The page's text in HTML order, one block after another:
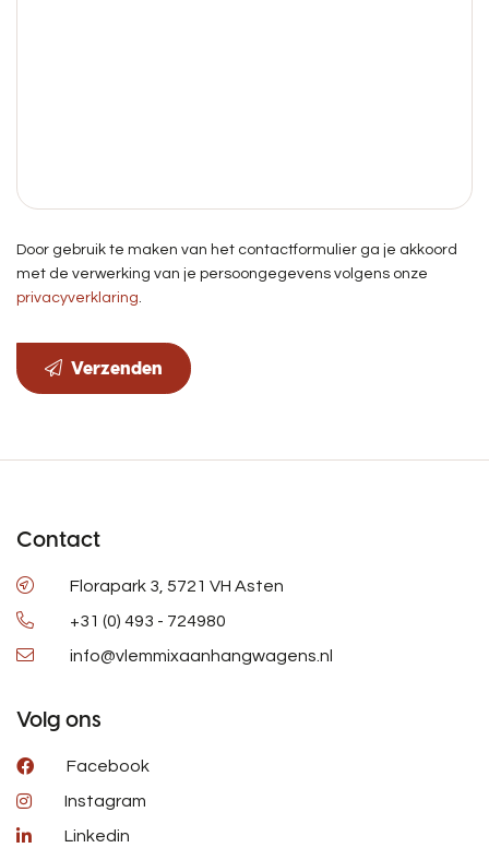
Door gebruik te maken van het contactformulier ga je akkoord
met de verwerking van je persoongegevens volgens onze
privacyverklaring
Verzenden
Contact
Florapark 3, 5721 VH Asten
+31 (0) 493 - 724980
info@vlemmixaanhangwagens.nl
Volg ons
Facebook
Instagram
Linkedin